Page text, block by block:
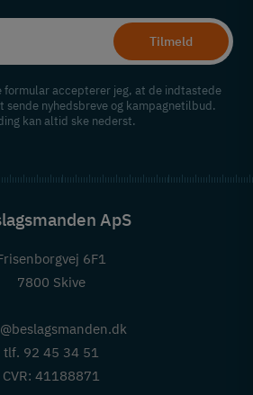
Tilmeld
formular accepterer jeg, at de indtastede
sende nyhedsbreve og kampagnetilbud.
kan altid ske nederst.
ApS
6F1
7800 Skive
tlf. 92 45 34 51
CVR: 41188871